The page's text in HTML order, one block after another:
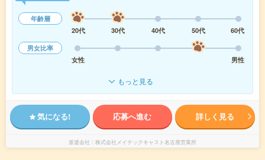
年齢層
20代
30代 40代 50代
60代
男女比率
女性
男性
もっと見る
気になる! 応募へ進む 詳しく見る
派遣会社 株式会社メイテックキャスト名古屋営業所